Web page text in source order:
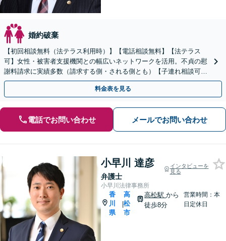
婚約破棄
【初回相談無料（法テラス利用時）】【電話相談無料】【法テラス
可】女性・被害者支援機関との幅広いネットワークを活用。不貞の慰
謝料請求に実績多数（請求する側・される側とも）【子連れ相談可】
【完全個室相談】【高松駅5分】
料金表を見る
電話でお問い合わせ メールでお問い合わせ
小早川 達彦
弁護士
インタビューを
見る
小早川法律事務所
香
川
県
|
高
松
市
高松駅から
徒歩8分
営業時間：本
日定休日